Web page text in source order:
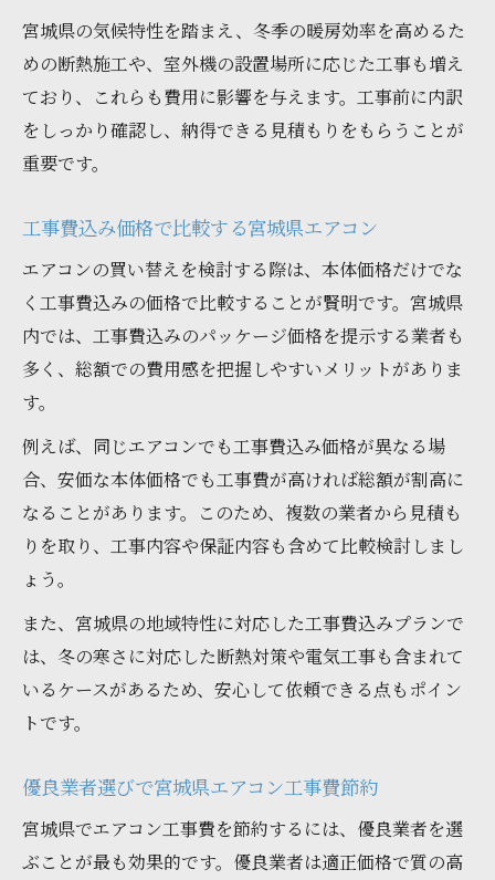
宮城県の気候特性を踏まえ、冬季の暖房効率を高めるた
めの断熱施工や、室外機の設置場所に応じた工事も増え
ており、これらも費用に影響を与えます。工事前に内訳
をしっかり確認し、納得できる見積もりをもらうことが
重要です。
工事費込み価格で比較する宮城県エアコン
エアコンの買い替えを検討する際は、本体価格だけでな
く工事費込みの価格で比較することが賢明です。宮城県
内では、工事費込みのパッケージ価格を提示する業者も
多く、総額での費用感を把握しやすいメリットがありま
す。
例えば、同じエアコンでも工事費込み価格が異なる場
合、安価な本体価格でも工事費が高ければ総額が割高に
なることがあります。このため、複数の業者から見積も
りを取り、工事内容や保証内容も含めて比較検討しまし
ょう。
また、宮城県の地域特性に対応した工事費込みプランで
は、冬の寒さに対応した断熱対策や電気工事も含まれて
いるケースがあるため、安心して依頼できる点もポイン
トです。
優良業者選びで宮城県エアコン工事費節約
宮城県でエアコン工事費を節約するには、優良業者を選
ぶことが最も効果的です。優良業者は適正価格で質の高